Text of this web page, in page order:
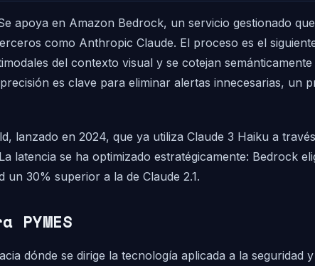
apoya en Amazon Bedrock, un servicio gestionado
como Anthropic Claude. El proceso es el
del contexto visual y se cotejan
es clave para eliminar alertas innecesarias, un
lanzado en 2024, que ya utiliza Claude 3 Haiku a
latencia se ha optimizado estratégicamente: Bedrock
30% superior a la de Claude 2.1.
dónde se dirige la tecnología aplicada a la seguridad